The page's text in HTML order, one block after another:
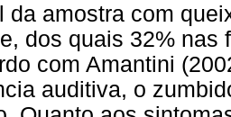
da amostra com
dos quais 32% nas
com Amantini
auditiva, o